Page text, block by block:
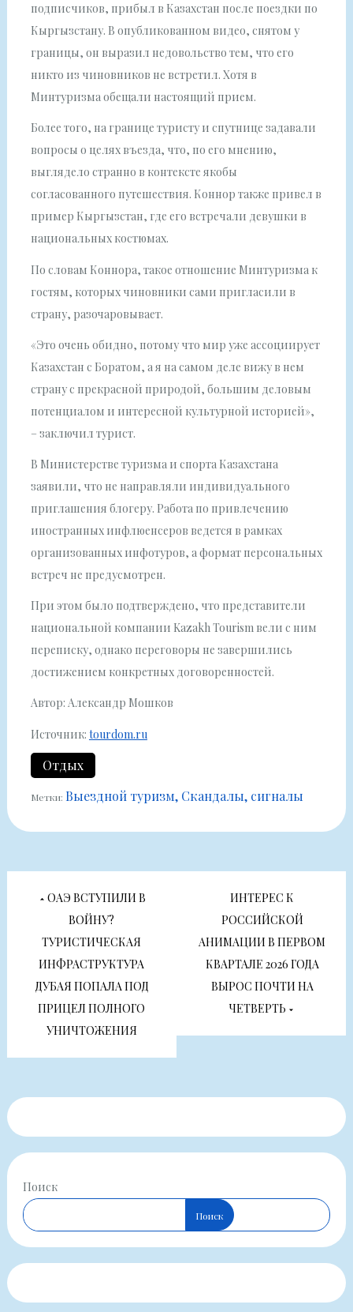
подписчиков, прибыл в Казахстан после поездки по
Кыргызстану. В опубликованном видео, снятом у
границы, он выразил недовольство тем, что его
никто из чиновников не встретил. Хотя в
Минтуризма обещали настоящий прием.
Более того, на границе туристу и спутнице задавали
вопросы о целях въезда, что, по его мнению,
выглядело странно в контексте якобы
согласованного путешествия. Коннор также привел в
пример Кыргызстан, где его встречали девушки в
национальных костюмах.
По словам Коннора, такое отношение Минтуризма к
гостям, которых чиновники сами пригласили в
страну, разочаровывает.
«Это очень обидно, потому что мир уже ассоциирует
Казахстан с Боратом, а я на самом деле вижу в нем
страну с прекрасной природой, большим деловым
потенциалом и интересной культурной историей»,
– заключил турист.
В Министерстве туризма и спорта Казахстана
заявили, что не направляли индивидуального
приглашения блогеру. Работа по привлечению
иностранных инфлюенсеров ведется в рамках
организованных инфотуров, а формат персональных
встреч не предусмотрен.
При этом было подтверждено, что представители
национальной компании Kazakh Tourism вели с ним
переписку, однако переговоры не завершились
достижением конкретных договоренностей.
Автор: Александр Мошков
Источник: tourdom.ru
Отдых
Метки: Выездной туризм Скандалы, сигналы
Навигация
по
записям
ОАЭ ВСТУПИЛИ В
ВОЙНУ?
ТУРИСТИЧЕСКАЯ
ИНФРАСТРУКТУРА
ДУБАЯ ПОПАЛА ПОД
ПРИЦЕЛ ПОЛНОГО
УНИЧТОЖЕНИЯ
ИНТЕРЕС К
РОССИЙСКОЙ
АНИМАЦИИ В ПЕРВОМ
КВАРТАЛЕ 2026 ГОДА
ВЫРОС ПОЧТИ НА
ЧЕТВЕРТЬ
Поиск
Поиск